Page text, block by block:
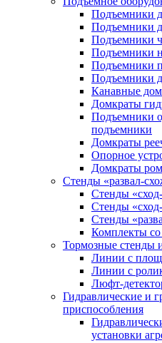
Подъемники
Подъемники
Подъемники
Подъемники
Подъемники
Подъемники
Канавные
Домкраты
Подъемники
подъемники
Домкраты
Опорное
Домкраты
Стенды «развал-
Стенды
Стенды
Стенды
Комплекты со
Тормозные стенды
Линии с
Линии с
Люфт-
Гидравлические и
приспособления
установки